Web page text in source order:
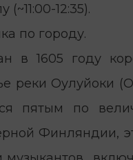
12:35).
по городу.
в 1605 году
реки Оулуйоки
пятым по
Финляндии,